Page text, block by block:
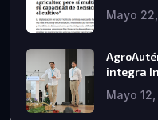
Mayo
integra
Mayo